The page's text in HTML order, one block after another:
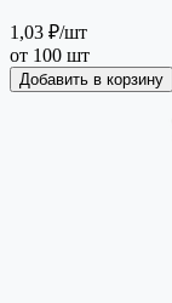
1,03 ₽/шт
от 100 шт
Добавить в корзину